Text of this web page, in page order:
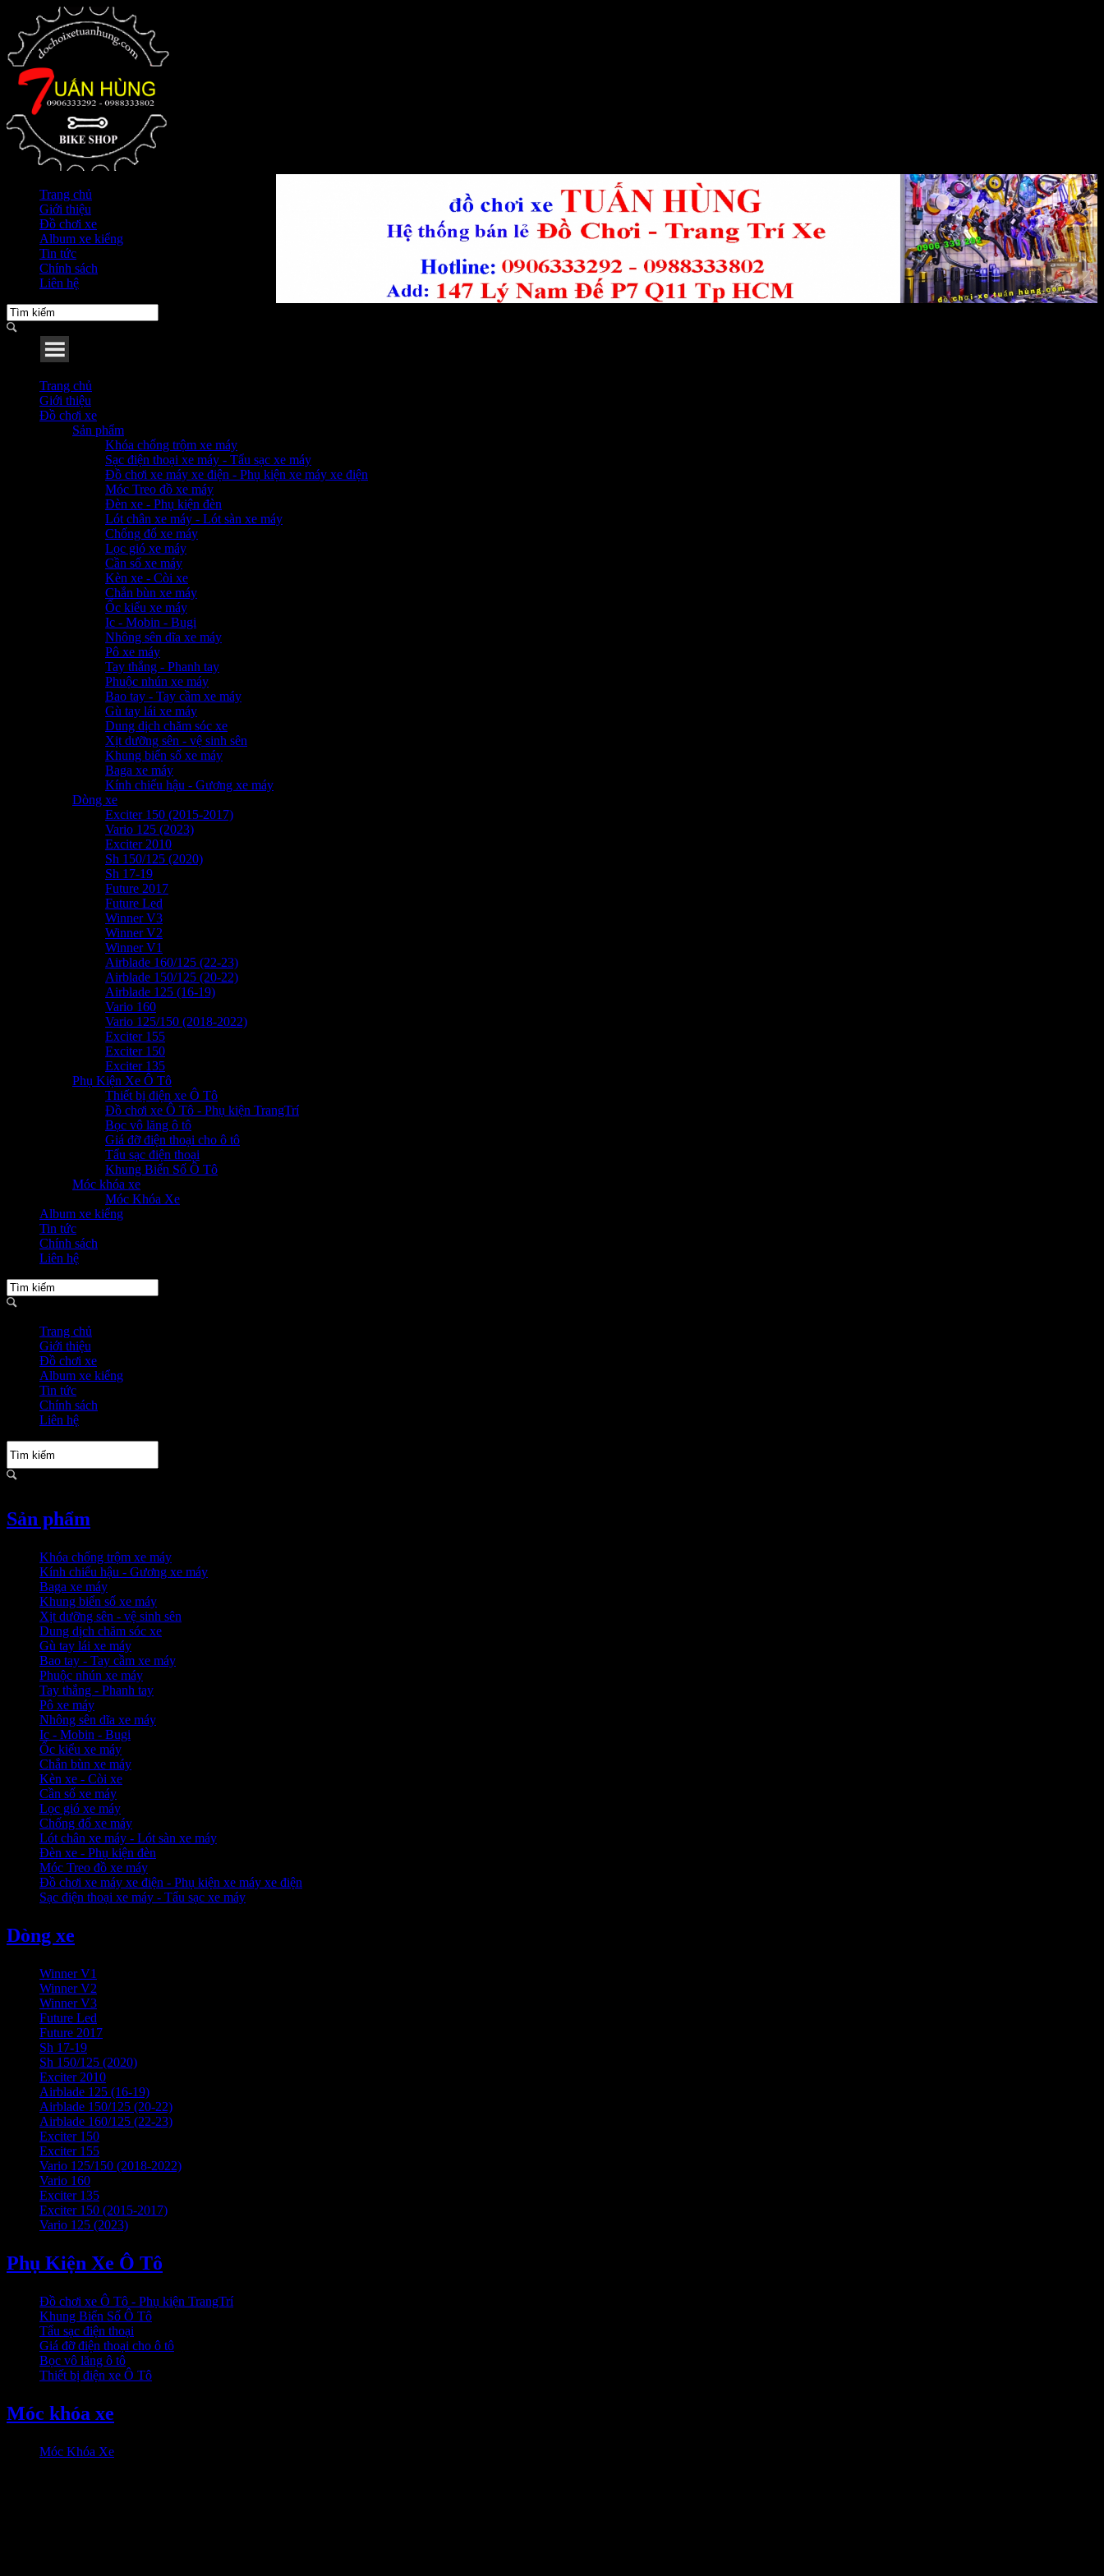
Trang chủ
Giới thiệu
Đồ chơi xe
Album xe kiểng
Tin tức
Chính sách
Liên hệ
Trang chủ
Giới thiệu
Đồ chơi xe
Sản phẩm
Khóa chống trộm xe máy
Sạc điện thoại xe máy - Tẩu sạc xe máy
Đồ chơi xe máy xe điện - Phụ kiện xe máy xe điện
Móc Treo đồ xe máy
Đèn xe - Phụ kiện đèn
Lót chân xe máy - Lót sàn xe máy
Chống đổ xe máy
Lọc gió xe máy
Cần số xe máy
Kèn xe - Còi xe
Chắn bùn xe máy
Ốc kiểu xe máy
Ic - Mobin - Bugi
Nhông sên dĩa xe máy
Pô xe máy
Tay thắng - Phanh tay
Phuộc nhún xe máy
Bao tay - Tay cầm xe máy
Gù tay lái xe máy
Dung dịch chăm sóc xe
Xịt dưỡng sên - vệ sinh sên
Khung biển số xe máy
Baga xe máy
Kính chiếu hậu - Gương xe máy
Dòng xe
Exciter 150 (2015-2017)
Vario 125 (2023)
Exciter 2010
Sh 150/125 (2020)
Sh 17-19
Future 2017
Future Led
Winner V3
Winner V2
Winner V1
Airblade 160/125 (22-23)
Airblade 150/125 (20-22)
Airblade 125 (16-19)
Vario 160
Vario 125/150 (2018-2022)
Exciter 155
Exciter 150
Exciter 135
Phụ Kiện Xe Ô Tô
Thiết bị điện xe Ô Tô
Đồ chơi xe Ô Tô - Phụ kiện TrangTrí
Bọc vô lăng ô tô
Giá đỡ điện thoại cho ô tô
Tẩu sạc điện thoại
Khung Biển Số Ô Tô
Móc khóa xe
Móc Khóa Xe
Album xe kiểng
Tin tức
Chính sách
Liên hệ
Trang chủ
Giới thiệu
Đồ chơi xe
Album xe kiểng
Tin tức
Chính sách
Liên hệ
Sản phẩm
Khóa chống trộm xe máy
Kính chiếu hậu - Gương xe máy
Baga xe máy
Khung biển số xe máy
Xịt dưỡng sên - vệ sinh sên
Dung dịch chăm sóc xe
Gù tay lái xe máy
Bao tay - Tay cầm xe máy
Phuộc nhún xe máy
Tay thắng - Phanh tay
Pô xe máy
Nhông sên dĩa xe máy
Ic - Mobin - Bugi
Ốc kiểu xe máy
Chắn bùn xe máy
Kèn xe - Còi xe
Cần số xe máy
Lọc gió xe máy
Chống đổ xe máy
Lót chân xe máy - Lót sàn xe máy
Đèn xe - Phụ kiện đèn
Móc Treo đồ xe máy
Đồ chơi xe máy xe điện - Phụ kiện xe máy xe điện
Sạc điện thoại xe máy - Tẩu sạc xe máy
Dòng xe
Winner V1
Winner V2
Winner V3
Future Led
Future 2017
Sh 17-19
Sh 150/125 (2020)
Exciter 2010
Airblade 125 (16-19)
Airblade 150/125 (20-22)
Airblade 160/125 (22-23)
Exciter 150
Exciter 155
Vario 125/150 (2018-2022)
Vario 160
Exciter 135
Exciter 150 (2015-2017)
Vario 125 (2023)
Phụ Kiện Xe Ô Tô
Đồ chơi xe Ô Tô - Phụ kiện TrangTrí
Khung Biển Số Ô Tô
Tẩu sạc điện thoại
Giá đỡ điện thoại cho ô tô
Bọc vô lăng ô tô
Thiết bị điện xe Ô Tô
Móc khóa xe
Móc Khóa Xe